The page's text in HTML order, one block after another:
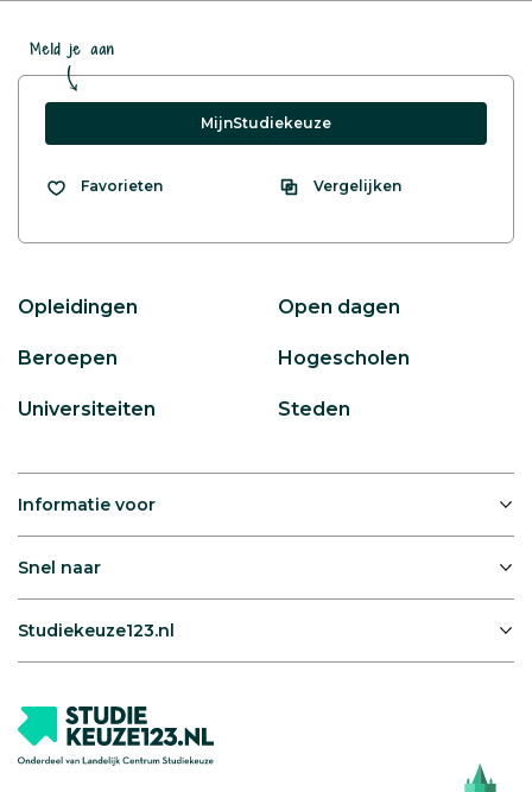
Meld je aan
MijnStudiekeuze
Favorieten Vergelijken
Opleidingen Open dagen
Beroepen Hogescholen
Universiteiten Steden
Informatie voor
Snel naar
Studiekeuze123.nl